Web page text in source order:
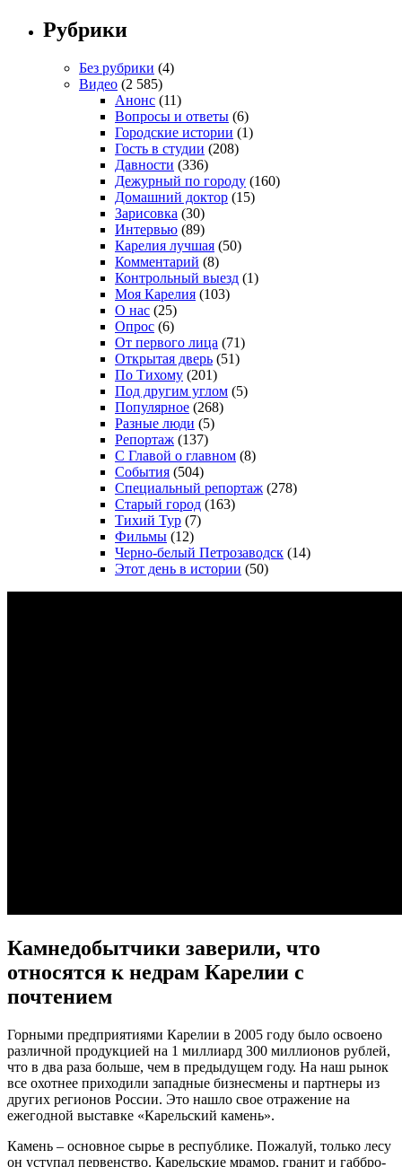
Рубрики
Без рубрики (4)
Видео (2 585)
Анонс (11)
Вопросы и ответы (6)
Городские истории (1)
Гость в студии (208)
Давности (336)
Дежурный по городу (160)
Домашний доктор (15)
Зарисовка (30)
Интервью (89)
Карелия лучшая (50)
Комментарий (8)
Контрольный выезд (1)
Моя Карелия (103)
О нас (25)
Опрос (6)
От первого лица (71)
Открытая дверь (51)
По Тихому (201)
Под другим углом (5)
Популярное (268)
Разные люди (5)
Репортаж (137)
С Главой о главном (8)
События (504)
Специальный репортаж (278)
Старый город (163)
Тихий Тур (7)
Фильмы (12)
Черно-белый Петрозаводск (14)
Этот день в истории (50)
Камнедобытчики заверили, что
относятся к недрам Карелии с
почтением
Горными предприятиями Карелии в 2005 году было освоено
различной продукцией на 1 миллиард 300 миллионов рублей,
что в два раза больше, чем в предыдущем году. На наш рынок
все охотнее приходили западные бизнесмены и партнеры из
других регионов России. Это нашло свое отражение на
ежегодной выставке «Карельский камень».
Камень – основное сырье в республике. Пожалуй, только лесу
он уступал первенство. Карельские мрамор, гранит и габбро-